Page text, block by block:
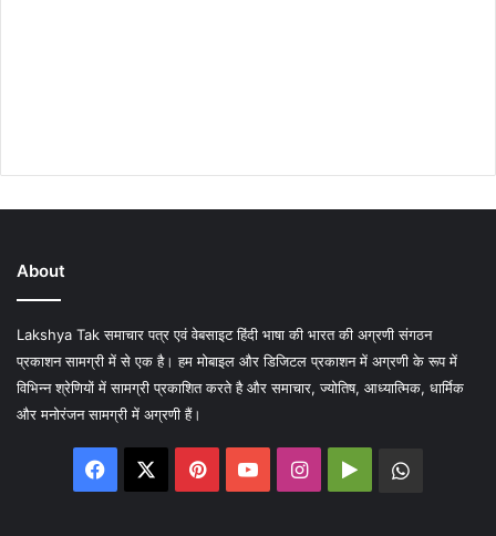
About
Lakshya Tak समाचार पत्र एवं वेबसाइट हिंदी भाषा की भारत की अग्रणी संगठन
प्रकाशन सामग्री में से एक है। हम मोबाइल और डिजिटल प्रकाशन में अग्रणी के रूप में
विभिन्न श्रेणियों में सामग्री प्रकाशित करते है और समाचार, ज्योतिष, आध्यात्मिक, धार्मिक
और मनोरंजन सामग्री में अग्रणी हैं।
Facebook PinterestYouTubeInstagram
Google